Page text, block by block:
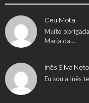
Ceu Mota
Muito
Maria da…
Inês Silva Neto
Eu sou a Inês